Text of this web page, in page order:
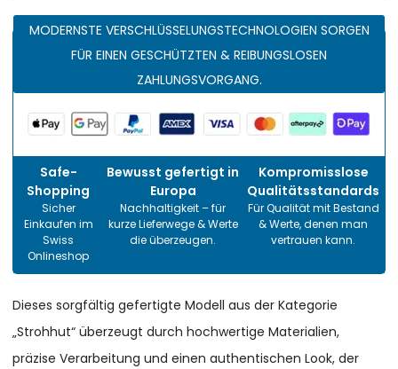
MODERNSTE VERSCHLÜSSELUNGSTECHNOLOGIEN SORGEN
FÜR EINEN GESCHÜTZTEN & REIBUNGSLOSEN
ZAHLUNGSVORGANG.
Safe-
Shopping
Sicher
Einkaufen im
Swiss
Onlineshop
Bewusst gefertigt in
Europa
Nachhaltigkeit – für
kurze Lieferwege & Werte
die überzeugen.
Kompromisslose
Qualitätsstandards
Für Qualität mit Bestand
& Werte, denen man
vertrauen kann.
Dieses sorgfältig gefertigte Modell aus der Kategorie
„Strohhut“ überzeugt durch hochwertige Materialien,
präzise Verarbeitung und einen authentischen Look, der